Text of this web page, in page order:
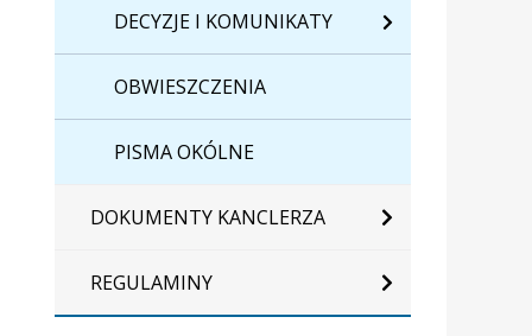
DECYZJE I KOMUNIKATY
OBWIESZCZENIA
PISMA OKÓLNE
DOKUMENTY KANCLERZA
REGULAMINY